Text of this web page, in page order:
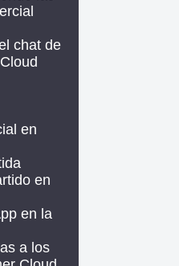
chat de
en
en
en la
a los